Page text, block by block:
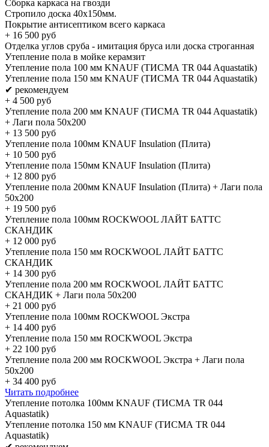
Сборка каркаса на гвозди
Стропило доска 40x150мм.
Покрытие антисептиком всего каркаса
+ 16 500 руб
Отделка углов сруба - имитация бруса или доска строганная
Утепление пола в мойке керамзит
Утепление пола 100 мм KNAUF (ТИСМА TR 044 Aquastatik)
Утепление пола 150 мм KNAUF (ТИСМА TR 044 Aquastatik)
✔ рекомендуем
+ 4 500 руб
Утепление пола 200 мм KNAUF (ТИСМА TR 044 Aquastatik)
+ Лаги пола 50х200
+ 13 500 руб
Утепление пола 100мм KNAUF Insulation (Плита)
+ 10 500 руб
Утепление пола 150мм KNAUF Insulation (Плита)
+ 12 800 руб
Утепление пола 200мм KNAUF Insulation (Плита) + Лаги пола
50х200
+ 19 500 руб
Утепление пола 100мм ROCKWOOL ЛАЙТ БАТТС
СКАНДИК
+ 12 000 руб
Утепление пола 150 мм ROCKWOOL ЛАЙТ БАТТС
СКАНДИК
+ 14 300 руб
Утепление пола 200 мм ROCKWOOL ЛАЙТ БАТТС
СКАНДИК + Лаги пола 50х200
+ 21 000 руб
Утепление пола 100мм ROCKWOOL Экстра
+ 14 400 руб
Утепление пола 150 мм ROCKWOOL Экстра
+ 22 100 руб
Утепление пола 200 мм ROCKWOOL Экстра + Лаги пола
50х200
+ 34 400 руб
Читать подробнее
Утепление потолка 100мм KNAUF (ТИСМА TR 044
Aquastatik)
Утепление потолка 150 мм KNAUF (ТИСМА TR 044
Aquastatik)